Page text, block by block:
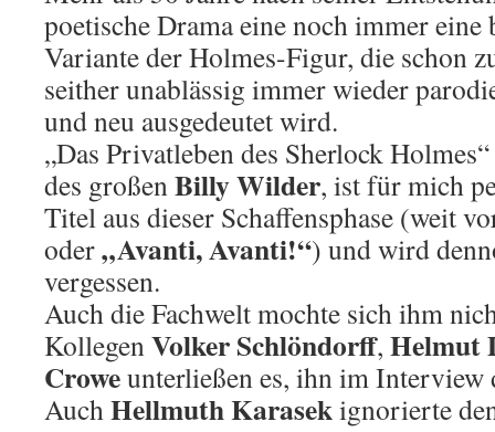
poetische Drama eine noch immer eine
Variante der Holmes-Figur, die schon
seither unablässig immer wieder
und neu ausgedeutet wird.
„Das Privatleben des Sherlock
des großenBilly Wilder, ist für mich
Titel aus dieser Schaffensphase (weit
oder„Avanti, Avanti!“) und wird
vergessen.
Auch die Fachwelt mochte sich ihm
KollegenVolker Schlöndorff, Helmut
Croweunterließen es, ihn im Interview
AuchHellmuth Karasekignorierte